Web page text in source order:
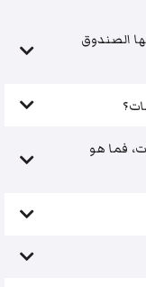
الصندوق
فما هو